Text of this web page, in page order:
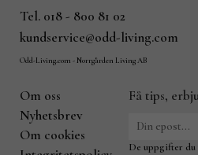
Tel. 018 - 800 81 02
kundservice@odd-living.com
Odd-Living.com - Norrgården Living AB
Om oss
Nyhetsbrev
Om cookies
Få tips,
De uppgifter du